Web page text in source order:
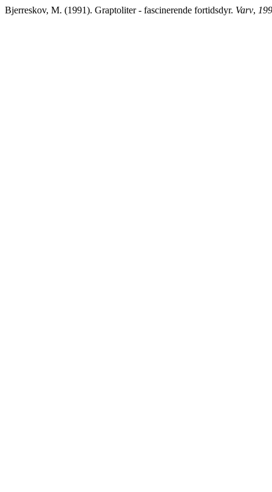
Bjerreskov, M. (1991). Graptoliter - fascinerende fortidsdyr. Varv,